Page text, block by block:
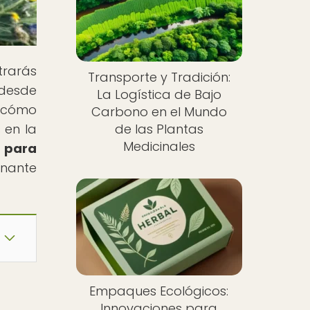
la
para
Transporte y Tradición:
La Logística de Bajo
Carbono en el Mundo
de las Plantas
Medicinales
Empaques Ecológicos: